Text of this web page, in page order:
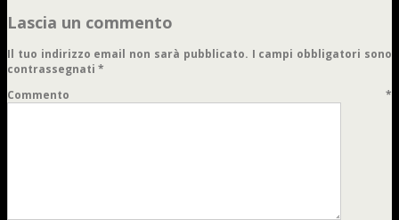
Lascia un commento
Il tuo indirizzo email non sarà pubblicato. I campi obbligatori sono
contrassegnati *
Commento *